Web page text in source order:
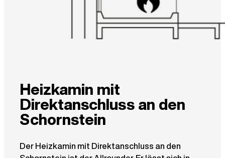
Heizkamin mit
Direktanschluss an den
Schornstein
Der Heizkamin mit Direktanschluss an den